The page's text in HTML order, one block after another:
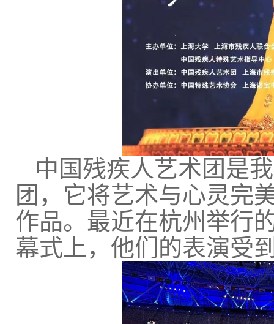
中国残疾人艺术团是
团，它将艺术与心灵完
作品。最近在杭州举行
幕式上，他们的表演受